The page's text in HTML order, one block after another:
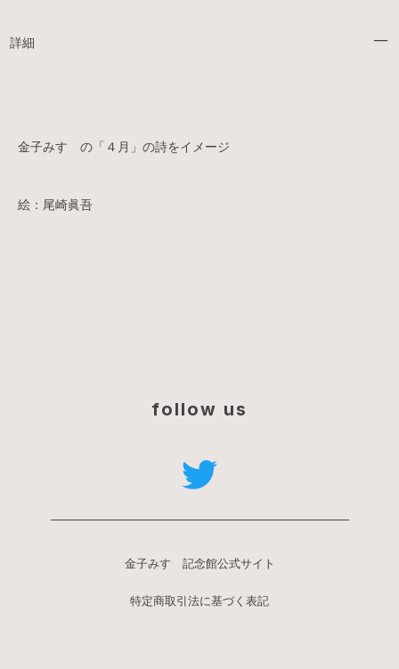
詳細
金子みすゞの「４月」の詩をイメージ
絵：尾崎眞吾
follow us
金子みすゞ記念館公式サイト
特定商取引法に基づく表記